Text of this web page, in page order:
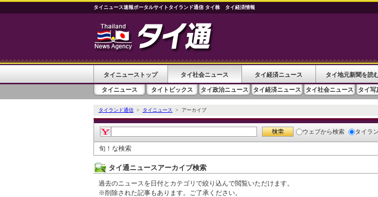
タイニュース速報ポータルサイトタイランド通信 タイ株 タイ経済情報
タイニューストップ タイ社会ニュース タイ経済ニュース タイ地元新聞を読
タイニュース タイトピックス タイ政治ニュース タイ経済ニュース タイ社会ニュース タイ写
タイランド通信 > タイニュース > アーカイブ
ウェブから検索 タイラ
旬！な検索
タイ通ニュースアーカイブ検索
過去のニュースを日付とカテゴリで絞り込んで閲覧いただけます。
※削除された記事もあります。ご了承ください。